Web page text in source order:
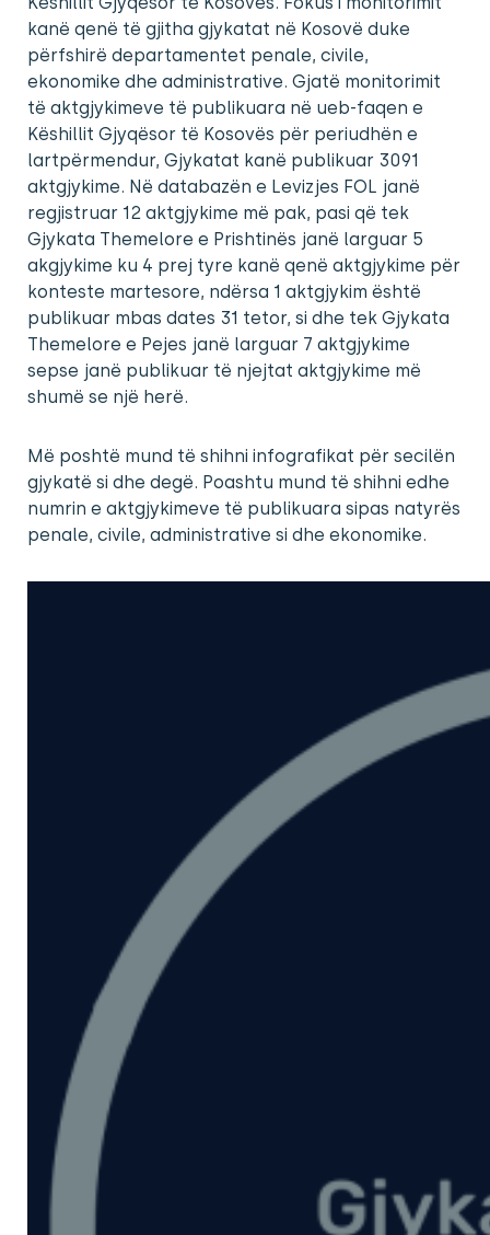
kanë qenë të gjitha gjykatat në Kosovë duke
përfshirë departamentet penale, civile,
ekonomike dhe administrative. Gjatë monitorimit
të aktgjykimeve të publikuara në ueb-faqen e
Këshillit Gjyqësor të Kosovës për periudhën e
lartpërmendur, Gjykatat kanë publikuar 3091
aktgjykime. Në databazën e Levizjes FOL janë
regjistruar 12 aktgjykime më pak, pasi që tek
Gjykata Themelore e Prishtinës janë larguar 5
akgjykime ku 4 prej tyre kanë qenë aktgjykime për
konteste martesore, ndërsa 1 aktgjykim është
publikuar mbas dates 31 tetor, si dhe tek Gjykata
Themelore e Pejes janë larguar 7 aktgjykime
sepse janë publikuar të njejtat aktgjykime më
shumë se një herë.
Më poshtë mund të shihni infografikat për secilën
gjykatë si dhe degë. Poashtu mund të shihni edhe
numrin e aktgjykimeve të publikuara sipas natyrës
penale, civile, administrative si dhe ekonomike.